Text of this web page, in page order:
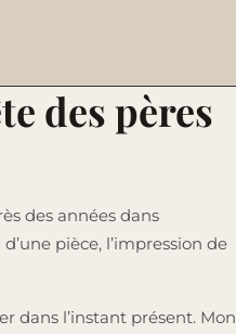
des pères
des années dans
pièce, l’impression de
dans l’instant présent. Mon